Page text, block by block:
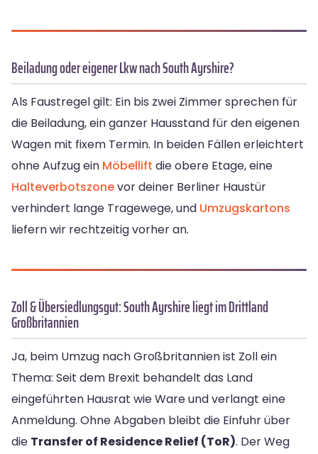
Beiladung oder eigener Lkw nach South Ayrshire?
Als Faustregel gilt: Ein bis zwei Zimmer sprechen für
die Beiladung, ein ganzer Hausstand für den eigenen
Wagen mit fixem Termin. In beiden Fällen erleichtert
ohne Aufzug ein Möbellift die obere Etage, eine
Halteverbotszonevor deiner Berliner Haustür
verhindert lange Tragewege, und Umzugskartons
liefern wir rechtzeitig vorher an.
Zoll & Übersiedlungsgut: South Ayrshire liegt im Drittland
Großbritannien
Ja, beim Umzug nach Großbritannien ist Zoll ein
Thema: Seit dem Brexit behandelt das Land
eingeführten Hausrat wie Ware und verlangt eine
Anmeldung. Ohne Abgaben bleibt die Einfuhr über
die Transfer of Residence Relief (ToR). Der Weg